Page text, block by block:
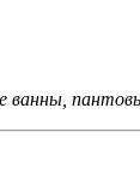
ванны,